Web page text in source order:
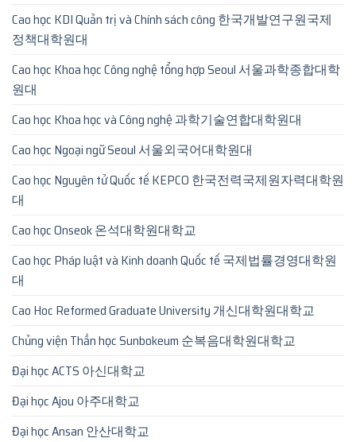
Cao học KDI Quản trị và Chính sách công 한국개발연구원국제
정책대학원대
Cao học Khoa học Công nghệ tổng hợp Seoul 서울과학종합대학
원대
Cao học Khoa học và Công nghệ 과학기술연합대학원대
Cao học Ngoại ngữ Seoul 서울외국어대학원대
Cao học Nguyên tử Quốc tế KEPCO 한국전력국제원자력대학원
대
Cao học Onseok 온석대학원대학교
Cao học Pháp luật và Kinh doanh Quốc tế 국제법률경영대학원
대
Cao Hoc Reformed Graduate University 개신대학원대학교
Chủng viện Thần học Sunbokeum 순복음대학원대학교
Đại học ACTS 아신대학교
Đại học Ajou 아주대학교
Đại học Ansan 안산대학교